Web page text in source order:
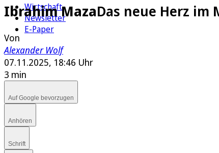
Wirtschaft
Newsletter
E-Paper
Ibrahim MazaDas neue Herz im
Von
Alexander Wolf
07.11.2025, 18:46 Uhr
3 min
Auf Google bevorzugen
Anhören
Schrift